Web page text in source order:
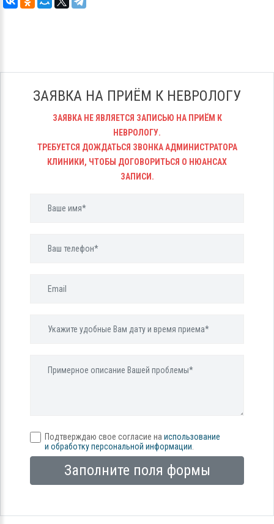
ЗАЯВКА НА ПРИЁМ К НЕВРОЛОГУ
ЗАЯВКА НЕ ЯВЛЯЕТСЯ ЗАПИСЬЮ НА ПРИЁМ К
НЕВРОЛОГУ.
ТРЕБУЕТСЯ ДОЖДАТЬСЯ ЗВОНКА АДМИНИСТРАТОРА
КЛИНИКИ, ЧТОБЫ ДОГОВОРИТЬСЯ О НЮАНСАХ
ЗАПИСИ.
Подтверждаю свое согласие на использование
и обработку персональной информации
Заполните поля формы